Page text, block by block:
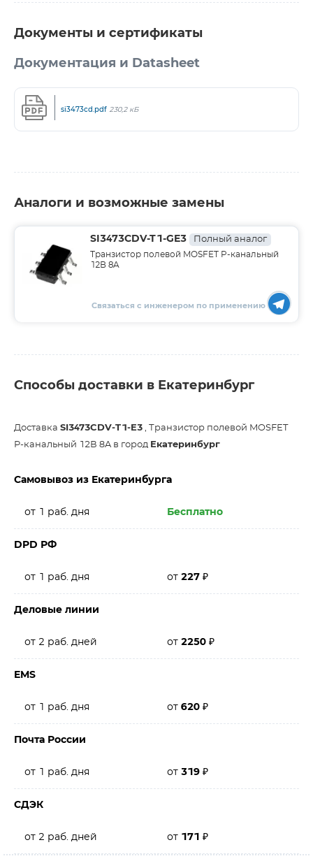
Документы и сертификаты
Документация и Datasheet
si3473cd.pdf 230,2 кБ
Аналоги и возможные замены
SI3473CDV-T1-GE3 Полный аналог
Транзистор полевой MOSFET P-канальный
12В 8A
Связаться с инженером по применению
Способы доставки в Екатеринбург
Доставка SI3473CDV-T1-E3 , Транзистор полевой MOSFET
P-канальный 12В 8A в город Екатеринбург
Самовывоз из Екатеринбурга
от 1 раб. дня Бесплатно
DPD РФ
от 1 раб. дня от 227 ₽
Деловые линии
от 2 раб. дней от 2250 ₽
EMS
от 1 раб. дня от 620 ₽
Почта России
от 1 раб. дня от 319 ₽
СДЭК
от 2 раб. дней от 171 ₽